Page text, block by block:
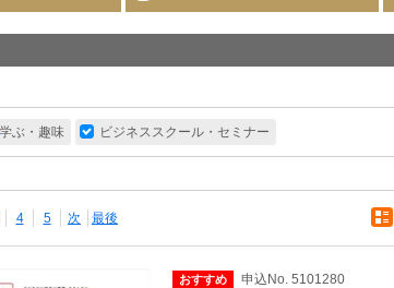
学ぶ・趣味 ビジネススクール・セミナー
4 5 次 最後
おすすめ 申込No. 5101280